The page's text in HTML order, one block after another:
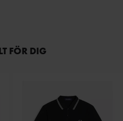
FÖR DIG